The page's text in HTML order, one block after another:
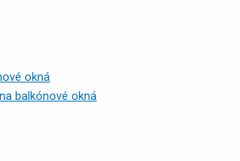
okná
balkónové okná